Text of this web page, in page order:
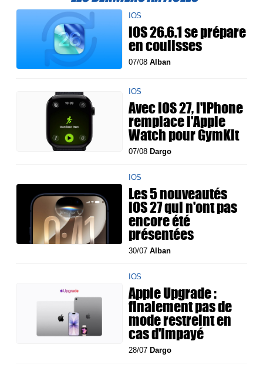
IOS
iOS 26.6.1 se prépare
en coulisses
07/08Alban
IOS
Avec iOS 27, l'iPhone
remplace l'Apple
Watch pour GymKit
07/08 Dargo
IOS
Les 5 nouveautés
iOS 27 qui n'ont pas
encore été
présentées
30/07Alban
IOS
Apple Upgrade :
finalement pas de
mode restreint en
cas d'impayé
28/07 Dargo